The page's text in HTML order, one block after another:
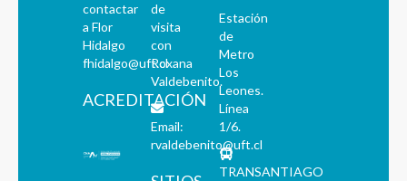
contactar
a Flor
Hidalgo
fhidalgo@uft.cl
ACREDITACIÓN
de
visita
con
Roxana
Valdebenito.
Email:
rvaldebenito@uft.cl
Estación
de
Metro
Los
Leones.
Línea
1/6.
TRANSANTIAGO